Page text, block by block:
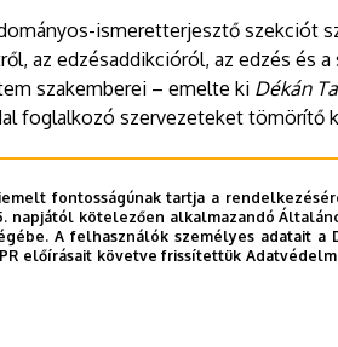
ismeretterjesztő szekciót
az edzésaddikcióról, az edzés és
szakemberei – emelte ki Dékán
foglalkozó szervezeteket tömörítő
a rendezvény honlapján
fontosságúnak tartja a
napjától kötelezően alkalmazandó
A felhasználók személyes adatait
előírásait követve frissítettük